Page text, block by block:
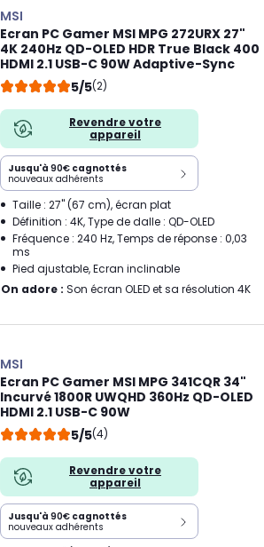
MSI
Ecran PC Gamer MSI MPG 272URX 27"
4K 240Hz QD-OLED HDR True Black 400
HDMI 2.1 USB-C 90W Adaptive-Sync
5/5(2)
Revendre votre
appareil
Jusqu'à 90€ cagnottés
nouveaux adhérents
Taille : 27" (67 cm), écran plat
Définition : 4K, Type de dalle : QD-OLED
Fréquence : 240 Hz, Temps de réponse : 0,03
ms
Pied ajustable, Ecran inclinable
On adore : Son écran OLED et sa résolution 4K
MSI
Ecran PC Gamer MSI MPG 341CQR 34"
Incurvé 1800R UWQHD 360Hz QD-OLED
HDMI 2.1 USB-C 90W
5/5(4)
Revendre votre
appareil
Jusqu'à 90€ cagnottés
nouveaux adhérents